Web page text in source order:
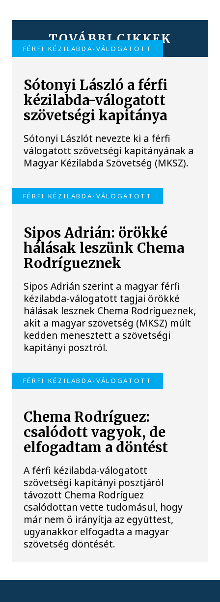
TOVÁBBI CIKKEK
FÉRFI KÉZILABDA-VÁLOGATOTT
Sótonyi László a férfi
kézilabda-válogatott
szövetségi kapitánya
Sótonyi Lászlót nevezte ki a férfi
válogatott szövetségi kapitányának a
Magyar Kézilabda Szövetség (MKSZ).
FÉRFI KÉZILABDA-VÁLOGATOTT
Sipos Adrián: örökké
hálásak leszünk Chema
Rodrígueznek
Sipos Adrián szerint a magyar férfi
kézilabda-válogatott tagjai örökké
hálásak lesznek Chema Rodrígueznek,
akit a magyar szövetség (MKSZ) múlt
kedden menesztett a szövetségi
kapitányi posztról.
FÉRFI KÉZILABDA-VÁLOGATOTT
Chema Rodríguez:
csalódott vagyok, de
elfogadtam a döntést
A férfi kézilabda-válogatott
szövetségi kapitányi posztjáról
távozott Chema Rodríguez
csalódottan vette tudomásul, hogy
már nem ő irányítja az együttest,
ugyanakkor elfogadta a magyar
szövetség döntését.